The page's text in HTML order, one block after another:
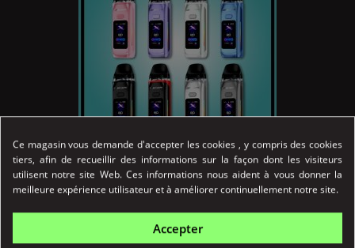
 Prix 44,90 €
KIT DIGI MAX 3000mAh Geekvape
Le nouveau Kit Pod Digi Max de Geekvape se pare,

Ce magasin vous demande d'accepter les cookies , y compris des cookies
tiers, afin de recueillir des informations sur la façon dont les visiteurs
utilisent notre site Web. Ces informations nous aident à vous donner la
meilleure expérience utilisateur et à améliorer continuellement notre site.
Accepter